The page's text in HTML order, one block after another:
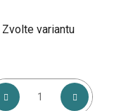
Zvolte variantu